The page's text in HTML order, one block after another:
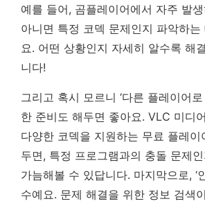
예를 들어, 곰플레이어에서 자주 발
아니면 특정 코덱 문제인지 파악하
요. 어떤 상황인지 자세히 알수록 해
니다!
그리고 혹시 모르니 ‘다른 플레이어로
한 준비도 해두면 좋아요. VLC 미디
다양한 코덱을 지원하는 무료 플레이
두면, 특정 프로그램과의 충돌 문제
가늠해볼 수 있답니다. 마지막으로, ‘
수예요. 문제 해결을 위한 정보 검색